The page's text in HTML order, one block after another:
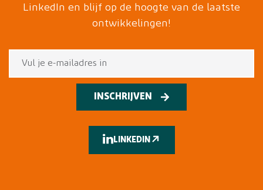
LinkedIn en blijf op de hoogte van de laatste
ontwikkelingen!
INSCHRIJVEN
LINKEDIN